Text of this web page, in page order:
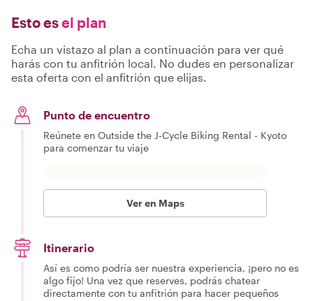
Esto esel plan
Echa un vistazo al plan a continuación para ver qué
harás con tu anfitrión local. No dudes en personalizar
esta oferta con el anfitrión que elijas.
Punto de encuentro
Reúnete en Outside the J-Cycle Biking Rental - Kyoto
para comenzar tu viaje
Ver en Maps
Itinerario
Así es como podría ser nuestra experiencia, ¡pero no es
algo fijo! Una vez que reserves, podrás chatear
directamente con tu anfitrión para hacer pequeños